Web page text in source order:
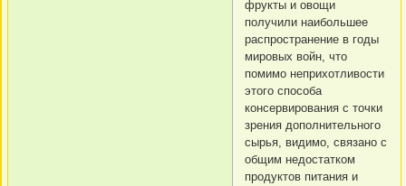
фрукты и овощи
получили наибольшее
распространение в годы
мировых войн, что
помимо неприхотливости
этого способа
консервирования с точки
зрения дополнительного
сырья, видимо, связано с
общим недостатком
продуктов питания и